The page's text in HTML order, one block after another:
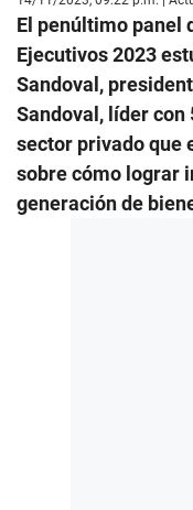
El penúltimo panel
Ejecutivos 2023
Sandoval,
Sandoval, líder con
sector privado que
sobre cómo lograr
generación de